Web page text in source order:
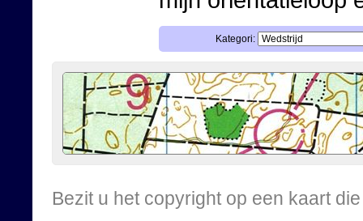
Kategori:
Bezit u het copyright op een kaart